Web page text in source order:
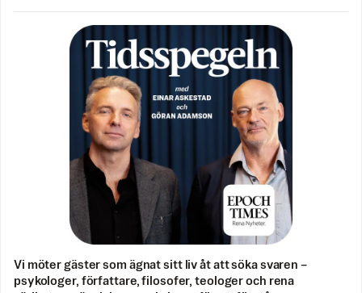
Vi möter gäster som ägnat sitt liv åt att söka svaren –
psykologer, författare, filosofer, teologer och rena